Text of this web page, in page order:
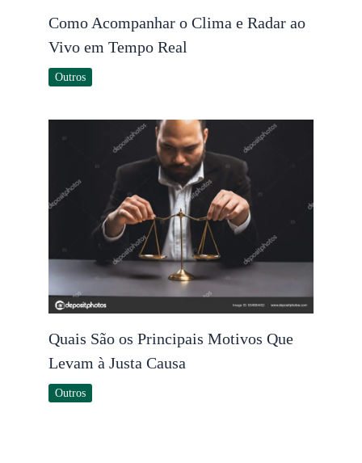
Como Acompanhar o Clima e Radar ao
Vivo em Tempo Real
Outros
Quais São os Principais Motivos Que
Levam à Justa Causa
Outros